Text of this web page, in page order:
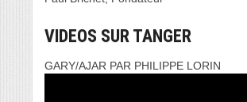
VIDEOS SUR TANGER
GARY/AJAR PAR PHILIPPE LORIN